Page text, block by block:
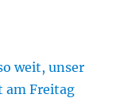
weit, unser
am Freitag